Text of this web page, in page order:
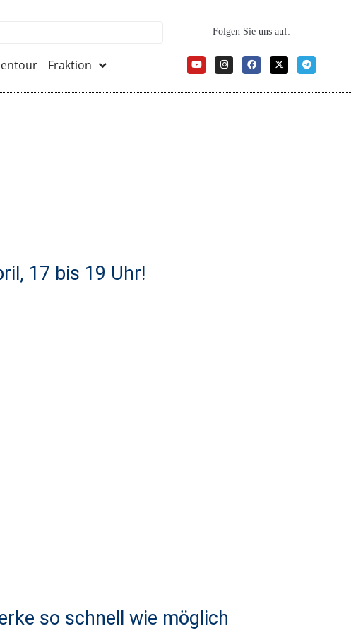
Fraktion
Folgen Sie uns auf:
17 bis 19 Uhr!
so schnell wie möglich